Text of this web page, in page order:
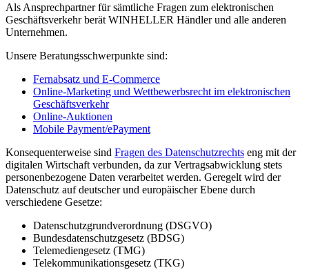
Als Ansprechpartner für sämtliche Fragen zum elektronischen
Geschäftsverkehr berät WINHELLER Händler und alle anderen
Unternehmen.
Unsere Beratungsschwerpunkte sind:
Fernabsatz und E-Commerce
Online-Marketing und Wettbewerbsrecht im elektronischen
Geschäftsverkehr
Online-Auktionen
Mobile Payment/ePayment
Konsequenterweise sind Fragen des Datenschutzrechts eng mit der
digitalen Wirtschaft verbunden, da zur Vertragsabwicklung stets
personenbezogene Daten verarbeitet werden. Geregelt wird der
Datenschutz auf deutscher und europäischer Ebene durch
verschiedene Gesetze:
Datenschutzgrundverordnung (DSGVO)
Bundesdatenschutzgesetz (BDSG)
Telemediengesetz (TMG)
Telekommunikationsgesetz (TKG)